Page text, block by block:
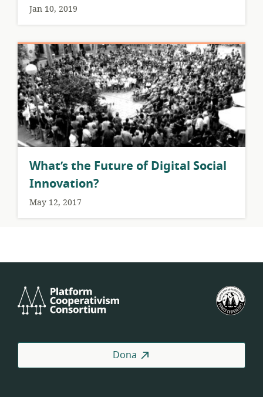
Jan 10, 2019
What’s the Future of Digital Social
Innovation?
May 12, 2017
Cooperativism
Dona